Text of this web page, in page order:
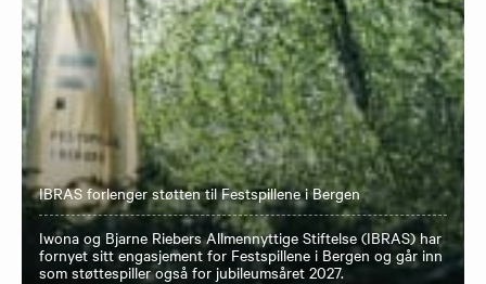
IBRAS forlenger støtten til Festspillene i Bergen
Iwona og Bjarne Riebers Allmennyttige Stiftelse (IBRAS) har
fornyet sitt engasjement for Festspillene i Bergen og går inn
som støttespiller også for jubileumsåret 2027.